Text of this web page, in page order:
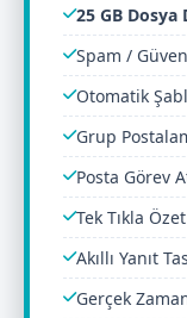
25 GB Dosya
Spam /
Otomatik
Grup
Posta Görev
Tek Tıkla Özet
Akıllı Yanıt
Gerçek